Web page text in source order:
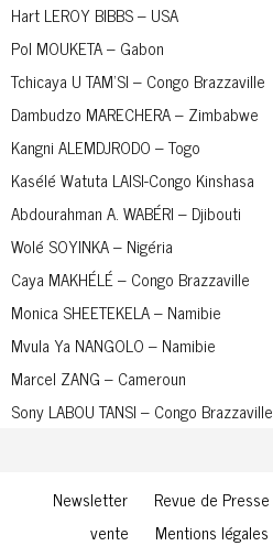
Hart LEROY BIBBS – USA
Pol MOUKETA – Gabon
Tchicaya U TAM’SI – Congo Brazzaville
Dambudzo MARECHERA – Zimbabwe
Kangni ALEMDJRODO – Togo
Kasélé Watuta LAISI-Congo Kinshasa
Abdourahman A. WABÉRI – Djibouti
Wolé SOYINKA – Nigéria
Caya MAKHÉLÉ – Congo Brazzaville
Monica SHEETEKELA – Namibie
Mvula Ya NANGOLO – Namibie
Marcel ZANG – Cameroun
Sony LABOU TANSI – Congo Brazzaville
Newsletter Revue de Presse
vente
Mentions légales